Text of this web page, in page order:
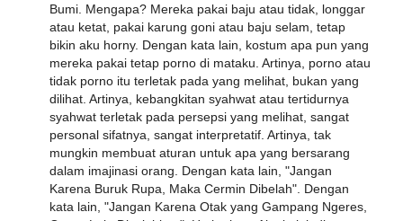
Bumi. Mengapa? Mereka pakai baju atau tidak, longgar
atau ketat, pakai karung goni atau baju selam, tetap
bikin aku horny. Dengan kata lain, kostum apa pun yang
mereka pakai tetap porno di mataku. Artinya, porno atau
tidak porno itu terletak pada yang melihat, bukan yang
dilihat. Artinya, kebangkitan syahwat atau tertidurnya
syahwat terletak pada persepsi yang melihat, sangat
personal sifatnya, sangat interpretatif. Artinya, tak
mungkin membuat aturan untuk apa yang bersarang
dalam imajinasi orang. Dengan kata lain, "Jangan
Karena Buruk Rupa, Maka Cermin Dibelah". Dengan
kata lain, "Jangan Karena Otak yang Gampang Ngeres,